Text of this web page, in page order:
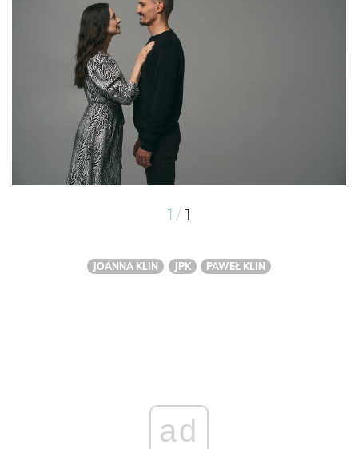
1 / 1
JOANNA KLIN JPK PAWEŁ KLIN
ad